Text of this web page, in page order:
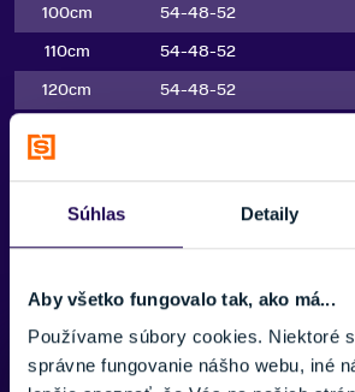
Súhlas Detaily
Aby všetko fungovalo tak, ako má...
Používame súbory cookies. Niektoré
správne fungovanie nášho webu, iné
100cm
54-48-52
110cm
54-48-52
120cm
54-48-52
130cm
140cm
150cm
160cm
54-48-52
Potrebujete viac